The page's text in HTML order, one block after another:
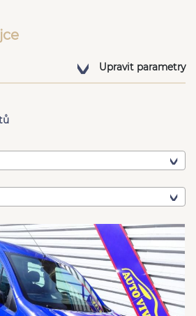
Upravit parametry